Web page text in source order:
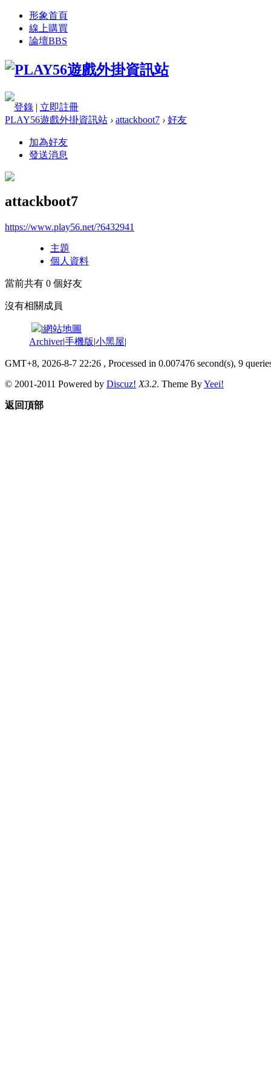
形象首頁
線上購買
論壇BBS
登錄 | 立即註冊
PLAY56遊戲外掛資訊站 › attackboot7 › 好友
加為好友
發送消息
attackboot7
https://www.play56.net/?6432941
主題
個人資料
當前共有 0 個好友
沒有相關成員
|網站地圖
Archiver|手機版|小黑屋|
GMT+8, 2026-8-7 22:26 , Processed in 0.007476 second(s), 9
© 2001-2011 Powered by Discuz! X3.2. Theme ByYeei!
返回頂部